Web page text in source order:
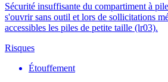
Sécurité insuffisante du compartiment à
s'ouvrir sans outil et lors de sollicitations
accessibles les piles de petite taille (lr03).
Risques
Étouffement